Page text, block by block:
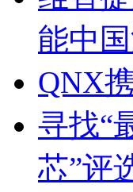
能中
QNX
寻找“
芯”评